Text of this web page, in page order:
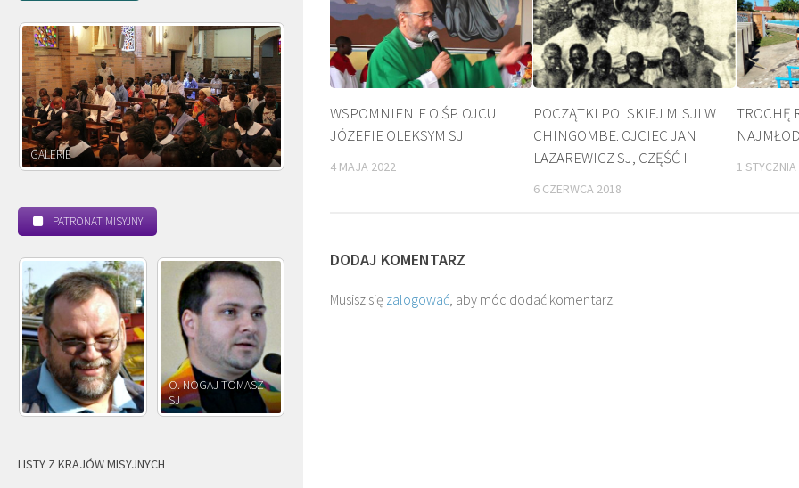
WSPOMNIENIE O ŚP. OJCU
JÓZEFIE OLEKSYM SJ
4 MAJA 2022
POCZĄTKI POLSKIEJ MISJI W
CHINGOMBE. OJCIEC JAN
LAZAREWICZ SJ, CZĘŚĆ I
6 CZERWCA 2018
TROCHĘ
1
DODAJ KOMENTARZ
Musisz się zalogować, aby móc dodać komentarz.
POWOŁANIE MISYJNE
PATRONAT MISYJNY
O. NOGAJ TOMASZ
SJ
O. JÓZEF OLEKSY SJ
LISTY Z KRAJÓW MISYJNYCH